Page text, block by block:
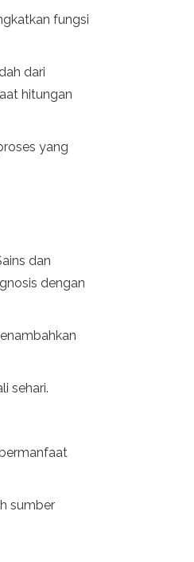
fungsi
dari
hitungan
yang
dan
dengan
sehari.
sumber